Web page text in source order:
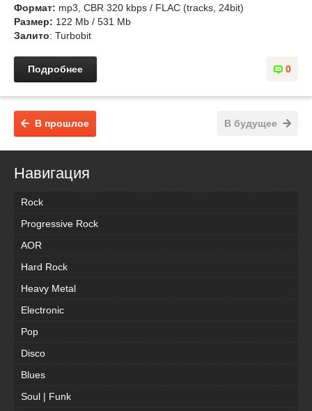
Формат: mp3, CBR 320 kbps / FLAC (tracks, 24bit)
Размер: 122 Mb / 531 Mb
Залито: Turbobit
0
Подробнее
В будущее
В прошлое
Навигация
Rock
Progressive Rock
AOR
Hard Rock
Heavy Metal
Electronic
Pop
Disco
Blues
Soul | Funk